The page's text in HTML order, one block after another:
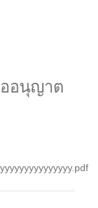
อนุญาต